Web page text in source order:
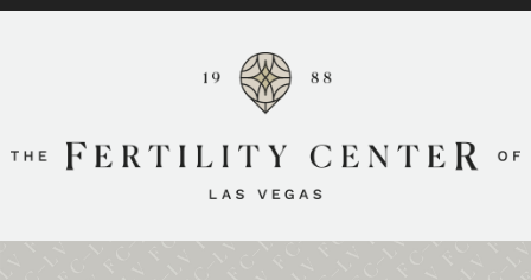
Leihmutterschaft
Das medizinische Verfahren für
Der Rechtliche Prozess der